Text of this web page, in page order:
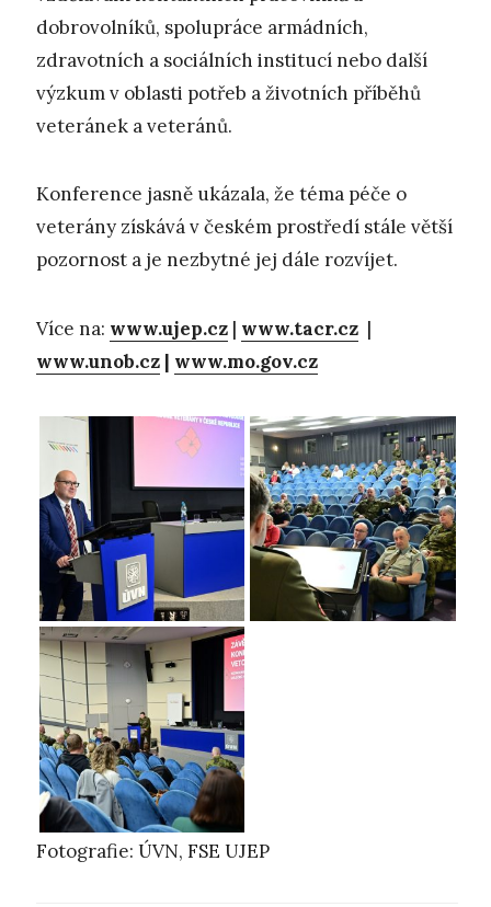
dobrovolníků, spolupráce armádních,
zdravotních a sociálních institucí nebo další
výzkum v oblasti potřeb a životních příběhů
veteránek a veteránů.
Konference jasně ukázala, že téma péče o
veterány získává v českém prostředí stále větší
pozornost a je nezbytné jej dále rozvíjet.
Více na: www.ujep.cz | www.tacr.cz |
www.unob.cz | www.mo.gov.cz
Fotografie: ÚVN, FSE UJEP